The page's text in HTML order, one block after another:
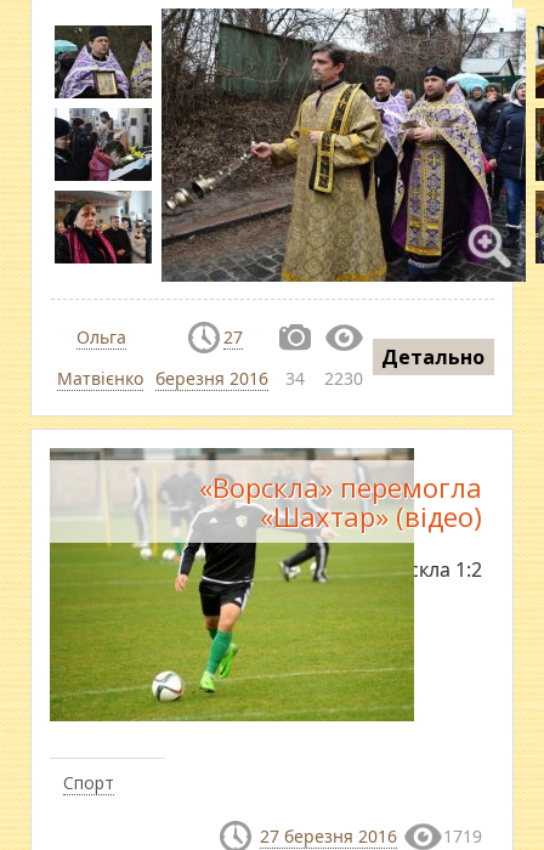
Ольга
Матвієнко
27
березня 2016
34 2230
Детально
Спорт
«Ворскла» перемогла
«Шахтар» (відео)
​Шахтар - Ворскла 1:2
27 березня 2016 1719